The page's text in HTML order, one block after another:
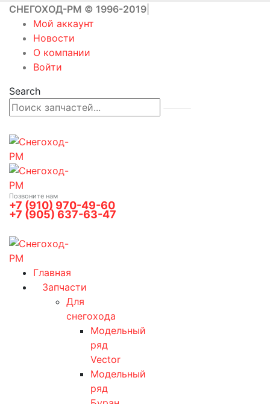
СНЕГОХОД-РМ © 1996-2019
Мой аккаунт
Новости
О компании
Войти
Search
Позвоните нам
+7 (910) 970-49-60
+7 (905) 637-63-47
Главная
Запчасти
Для
снегохода
Модельный
ряд
Vector
Модельный
ряд